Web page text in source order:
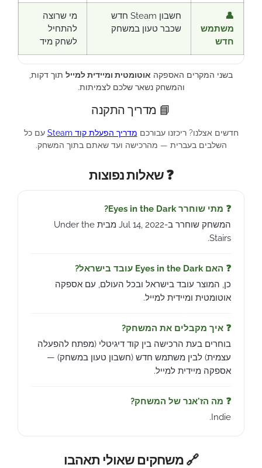
👤
משתמש
חדש
חשבון Steam חדש
שכבר טעון במשחק
מי שרוצה
להתחיל
לשחק מיד
בשני המקרים האספקה אוטומטית ומיידית למייל תוך דקות,
והמשחק נשאר שלכם לצמיתות.
📘 מדריך התקנה
חדשים אצלנו? ריכזנו עבורכם מדריך הפעלת קוד Steam
עם כל
השלבים בעברית — מהרכישה ועד שאתם בתוך המשחק.
❓ שאלות נפוצות
❓ מתי שוחרר Eyes in the Dark?
המשחק שוחרר ב-Jul 14, 2022 מבית Under the
Stairs.
❓ האם Eyes in the Dark עובד בישראל?
כן, המוצר עובד בישראל ובכל העולם, עם אספקה
אוטומטית ומיידית למייל.
❓ איך מקבלים את המשחק?
בוחרים בעת הרכישה בין קוד דיגיטלי (מפתח להפעלה
עצמית) לבין משתמש חדש (חשבון טעון במשחק) —
אספקה מיידית למייל.
❓ מה הז'אנר של המשחק?
Indie.
🔗 משחקים שאולי תאהבו